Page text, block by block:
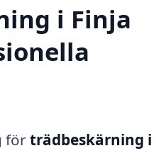
i Finja
förträdbeskärning i